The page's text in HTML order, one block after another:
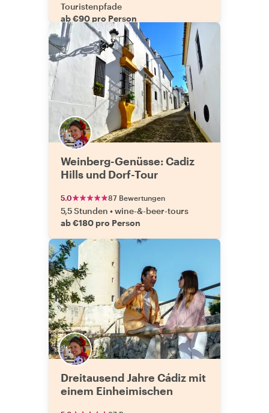
Touristenpfade
ab €90 pro Person
Weinberg-Genüsse: Cadiz
Hills und Dorf-Tour
5.0 87 Bewertungen
5,5 Stunden •wine-&-beer-tours
ab €180 pro Person
Dreitausend Jahre Cádiz mit
einem Einheimischen